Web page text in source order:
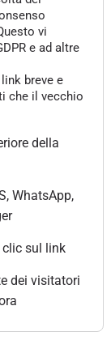
vi
e ad altre
breve e
che il vecchio
della
WhatsApp,
clic sul link
dei visitatori